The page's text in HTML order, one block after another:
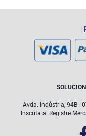
Avda. Indústria, 94B -
Inscrita al Registre